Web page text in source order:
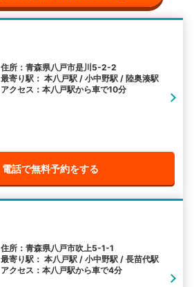
住所：青森県八戸市是川5-2-2
最寄り駅： 本八戸駅 / 小中野駅 / 陸奥湊駅
アクセス：本八戸駅から車で10分
電話で無料予約をする
住所：青森県八戸市吹上5-1-1
最寄り駅： 本八戸駅 / 小中野駅 / 長苗代駅
アクセス：本八戸駅から車で4分